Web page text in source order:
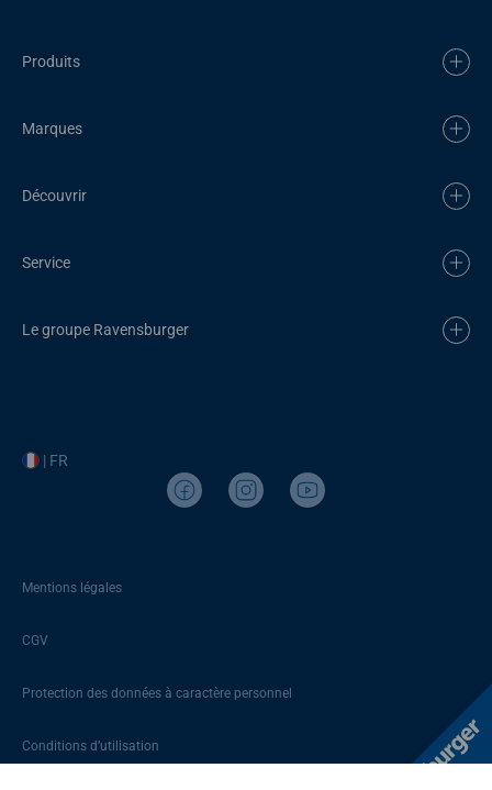
Produits
Marques
Découvrir
Service
Le groupe Ravensburger
| FR
Mentions légales
CGV
Protection des données à caractère personnel
Conditions d’utilisation